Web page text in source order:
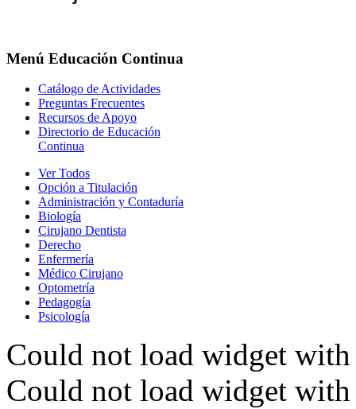
Menú Educación Continua
Catálogo de Actividades
Preguntas Frecuentes
Recursos de Apoyo
Directorio de Educación
Continua
Ver Todos
Opción a Titulación
Administración y Contaduría
Biología
Cirujano Dentista
Derecho
Enfermería
Médico Cirujano
Optometría
Pedagogía
Psicología
Could not load widget
Could not load widget